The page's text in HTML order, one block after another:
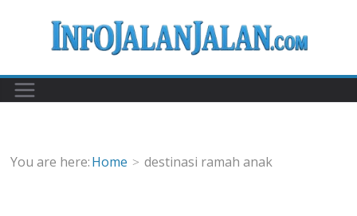
You are here:Home destinasi ramah anak